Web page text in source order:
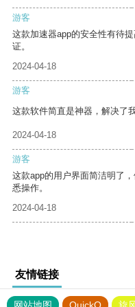
游客
这款加速器app的安全性有待
证。
2024-04-18
游客
这款软件简直是神器，解决了
2024-04-18
游客
这款app的用户界面简洁明了
悉操作。
2024-04-18
友情链接